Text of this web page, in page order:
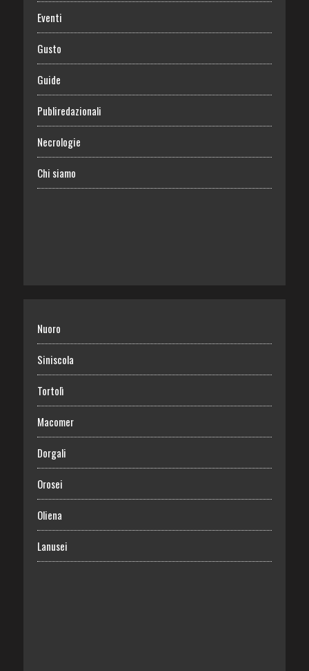
Eventi
Gusto
Guide
Publiredazionali
Necrologie
Chi siamo
Nuoro
Siniscola
Tortolì
Macomer
Dorgali
Orosei
Oliena
Lanusei